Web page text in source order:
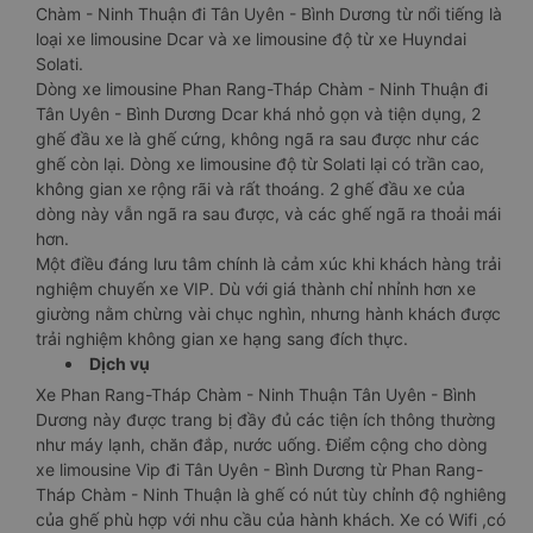
Chàm - Ninh Thuận đi Tân Uyên - Bình Dương từ nổi tiếng là
loại xe limousine Dcar và xe limousine độ từ xe Huyndai
Solati.
Dòng xe limousine Phan Rang-Tháp Chàm - Ninh Thuận đi
Tân Uyên - Bình Dương Dcar khá nhỏ gọn và tiện dụng, 2
ghế đầu xe là ghế cứng, không ngã ra sau được như các
ghế còn lại. Dòng xe limousine độ từ Solati lại có trần cao,
không gian xe rộng rãi và rất thoáng. 2 ghế đầu xe của
dòng này vẫn ngã ra sau được, và các ghế ngã ra thoải mái
hơn.
Một điều đáng lưu tâm chính là cảm xúc khi khách hàng trải
nghiệm chuyến xe VIP. Dù với giá thành chỉ nhỉnh hơn xe
giường nằm chừng vài chục nghìn, nhưng hành khách được
trải nghiệm không gian xe hạng sang đích thực.
Dịch vụ
Xe Phan Rang-Tháp Chàm - Ninh Thuận Tân Uyên - Bình
Dương này được trang bị đầy đủ các tiện ích thông thường
như máy lạnh, chăn đắp, nước uống. Điểm cộng cho dòng
xe limousine Vip đi Tân Uyên - Bình Dương từ Phan Rang-
Tháp Chàm - Ninh Thuận là ghế có nút tùy chỉnh độ nghiêng
của ghế phù hợp với nhu cầu của hành khách. Xe có Wifi ,có